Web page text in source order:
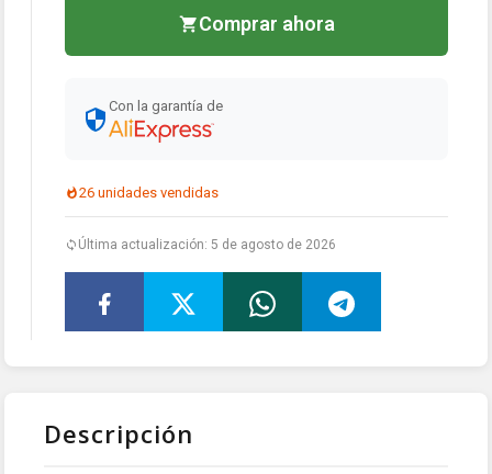
Comprar ahora
Con la garantía de
26 unidades vendidas
Última actualización: 5 de agosto de 2026
Descripción